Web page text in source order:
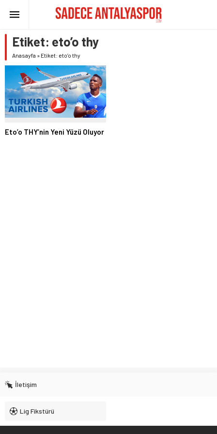
Etiket: eto’o thy
Anasayfa » Etiket: eto’o thy
Eto’o THY’nin Yeni Yüzü Oluyor
İletişim
Lig Fikstürü